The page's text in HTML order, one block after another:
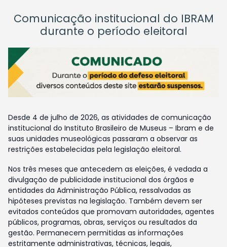
Comunicação institucional do IBRAM
durante o período eleitoral
Desde 4 de julho de 2026, as atividades de comunicação
institucional do Instituto Brasileiro de Museus – Ibram e de
suas unidades museológicas passaram a observar as
restrições estabelecidas pela legislação eleitoral.
Nos três meses que antecedem as eleições, é vedada a
divulgação de publicidade institucional dos órgãos e
entidades da Administração Pública, ressalvadas as
hipóteses previstas na legislação. Também devem ser
evitados conteúdos que promovam autoridades, agentes
públicos, programas, obras, serviços ou resultados da
gestão. Permanecem permitidas as informações
estritamente administrativas, técnicas, legais,